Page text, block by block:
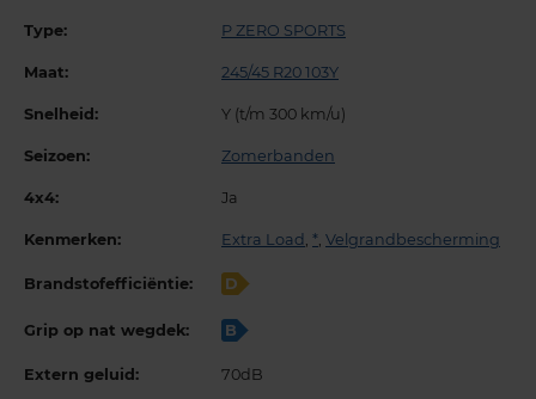
Type: P ZERO SPORTS
Maat: 245/45 R20 103Y
Snelheid: Y (t/m 300 km/u)
Seizoen: Zomerbanden
4x4: Ja
Kenmerken: Extra Load , *, Velgrandbescherming
Brandstofefficiëntie: D
Grip op nat wegdek: B
Extern geluid: 70dB